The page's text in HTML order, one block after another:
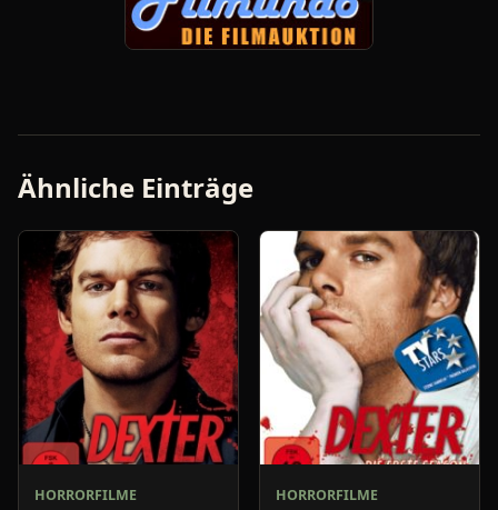
Ähnliche Einträge
HORRORFILME HORRORFILME